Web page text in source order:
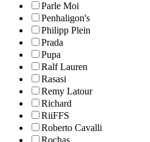
Parle Moi
Penhaligon's
Philipp Plein
Prada
Pupa
Ralf Lauren
Rasasi
Remy Latour
Richard
RiiFFS
Roberto Cavalli